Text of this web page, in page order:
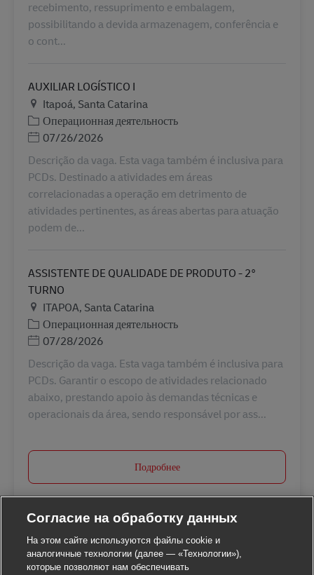
recebimento, ressuprimento e embalagem,
possibilitando a devida armazenagem, conferência e
o cont...
AUXILIAR LOGÍSTICO I
Местоположение
Itapoá, Santa Catarina
Категория
Операционная деятельность
Дата публикации
07/26/2026
Descrição da vaga. Esta vaga também é inclusiva para
PCDs. Destinado a atividades em áreas
correlacionadas a operação em detrimento de
atividades pertinentes, as áreas abertas para atuação
podem de...
ASSISTENTE DE QUALIDADE DE PRODUTO - 2°
TURNO
Местоположение
ITAPOA, Santa Catarina
Категория
Операционная деятельность
Дата публикации
07/28/2026
Descrição da vaga. Esta vaga também é inclusiva para
PCDs. Garantir o escopo de atividades relacionado
abaixo, prestando apoio às demandas técnicas e
operacionais da área, sendo responsável por ass...
Подробнее
Согласие на обработку данных
На этом сайте используются файлы cookie и
аналогичные технологии (далее — «Технологии»),
которые позволяют нам обеспечивать